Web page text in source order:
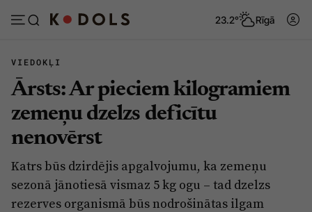
23.2° Rīgā
Abonēt Pieslēgties
Ziņas
Politika Viedokļi
Dzīve un ticība
VIEDOKĻI
Ārsts: Ar pieciem kilogramiem
zemeņu dzelzs deficītu
nenovērst
Katrs būs dzirdējis apgalvojumu, ka zemeņu
sezonā jānotiesā vismaz 5 kg ogu – tad dzelzs
rezerves organismā būs nodrošinātas ilgam